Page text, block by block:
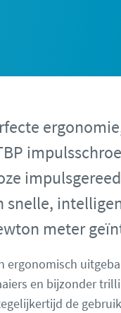
meter
ergonomisch
en bijzonder
de